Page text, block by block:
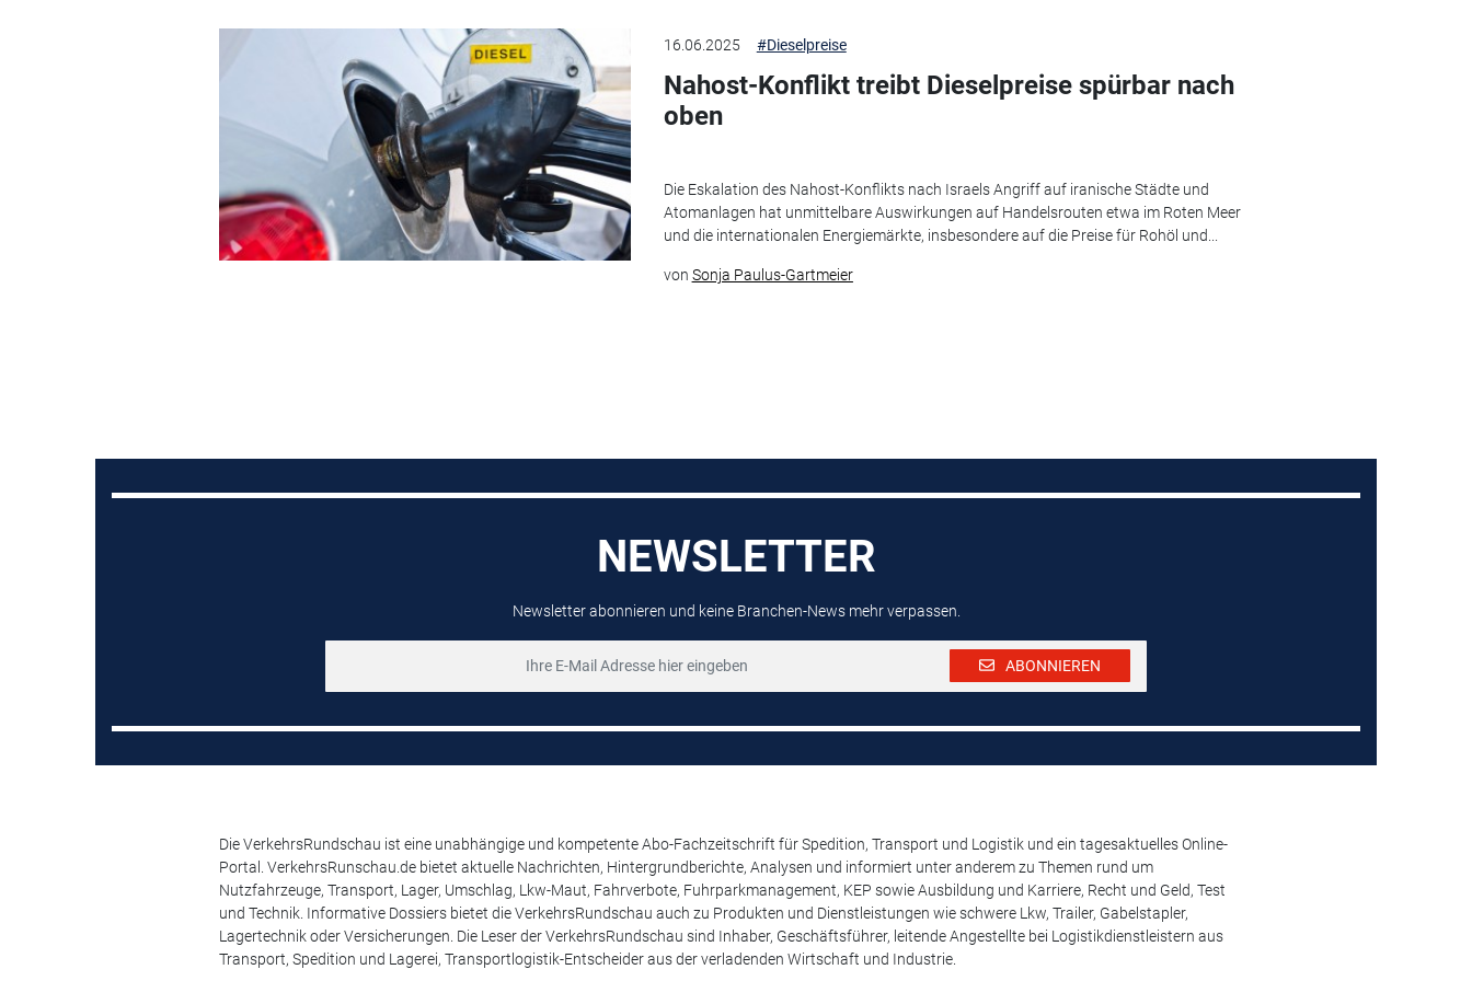
16.06.2025 #Dieselpreise
Nahost-Konflikt treibt Dieselpreise spürbar nach
oben
Die Eskalation des Nahost-Konflikts nach Israels Angriff auf iranische Städte und
Atomanlagen hat unmittelbare Auswirkungen auf Handelsrouten etwa im Roten Meer
und die internationalen Energiemärkte, insbesondere auf die Preise für Rohöl und...
von Sonja Paulus-Gartmeier
NEWSLETTER
Newsletter abonnieren und keine Branchen-News mehr verpassen.
ABONNIEREN
Die VerkehrsRundschau ist eine unabhängige und kompetente Abo-Fachzeitschrift für Spedition, Transport und Logistik und ein tagesaktuelles Online-
Portal. VerkehrsRunschau.de bietet aktuelle Nachrichten, Hintergrundberichte, Analysen und informiert unter anderem zu Themen rund um
Nutzfahrzeuge, Transport, Lager, Umschlag, Lkw-Maut, Fahrverbote, Fuhrparkmanagement, KEP sowie Ausbildung und Karriere, Recht und Geld, Test
und Technik. Informative Dossiers bietet die VerkehrsRundschau auch zu Produkten und Dienstleistungen wie schwere Lkw, Trailer, Gabelstapler,
Lagertechnik oder Versicherungen. Die Leser der VerkehrsRundschau sind Inhaber, Geschäftsführer, leitende Angestellte bei Logistikdienstleistern aus
Transport, Spedition und Lagerei, Transportlogistik-Entscheider aus der verladenden Wirtschaft und Industrie.